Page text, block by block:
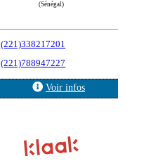
(Sénégal)
(221)338217201
(221)788947227
Voir infos